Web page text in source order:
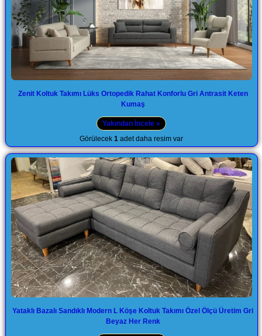
Zenit Koltuk Takımı Lüks Ortopedik Rahat Konforlu Gri Antrasit Keten
Kumaş
Yakından İncele »
Görülecek1 adet daha resim var
Yataklı Bazalı Sandıklı Modern L Köşe Koltuk Takımı Özel Ölçü Üretim Gri
Beyaz Her Renk